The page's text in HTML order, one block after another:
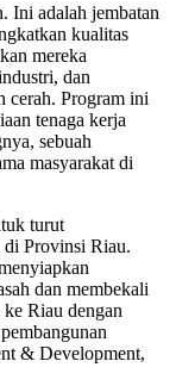
Ini adalah jembatan
kualitas
mereka
dan
cerah. Program ini
tenaga kerja
sebuah
masyarakat di
turut
Provinsi Riau.
dan membekali
Riau dengan
& Development,